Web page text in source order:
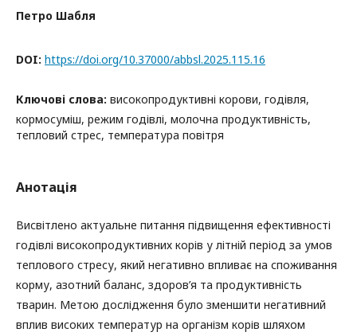
Петро Шабля
DOI: https://doi.org/10.37000/abbsl.2025.115.16
Ключові слова: високопродуктивні корови, годівля,
кормосуміш, режим годівлі, молочна продуктивність,
тепловий стрес, температура повітря
Анотація
Висвітлено актуальне питання підвищення ефективності
годівлі високопродуктивних корів у літній період за умов
теплового стресу, який негативно впливає на споживання
корму, азотний баланс, здоров’я та продуктивність
тварин. Метою дослідження було зменшити негативний
вплив високих температур на організм корів шляхом